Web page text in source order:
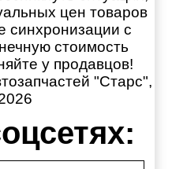
цен товаров
синхронизации с
стоимость
у продавцов!
"Старс",